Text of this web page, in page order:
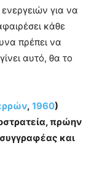
για να
κάθε
πρέπει να
αυτό, θα το
, 1960)
πρώην
και